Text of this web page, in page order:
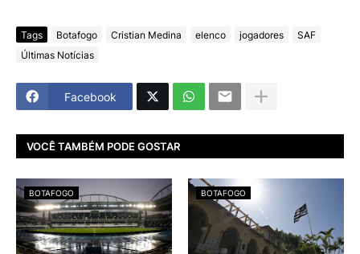
Tags Botafogo Cristian Medina elenco jogadores
SAF
Últimas Notícias
Facebook
VOCÊ TAMBÉM PODE GOSTAR
BOTAFOGO BOTAFOGO